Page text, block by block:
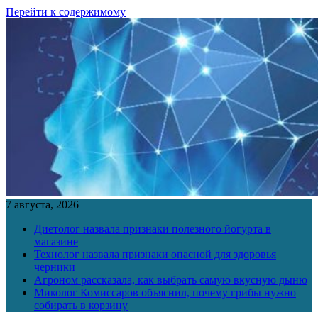
Перейти к содержимому
7 августа, 2026
Диетолог назвала признаки полезного йогурта в
магазине
Технолог назвала признаки опасной для здоровья
черники
Агроном рассказала, как выбрать самую вкусную дыню
Миколог Комиссаров объяснил, почему грибы нужно
собирать в корзину